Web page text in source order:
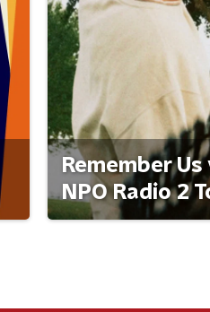
Remember
NPO Radio 2